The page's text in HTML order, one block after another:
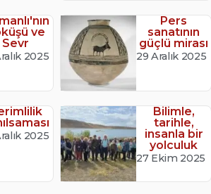
ve
Sevr
2025
Pers
sanatının
güçlü mirası
29 Aralık 2025
2025
Bilimle,
tarihle,
insanla bir
yolculuk
27 Ekim 2025